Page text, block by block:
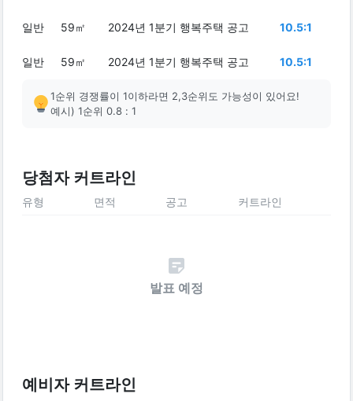
일반 59㎡ 2024년 1분기 행복주택 공고 10.5:1
일반 59㎡ 2024년 1분기 행복주택 공고 10.5:1
1순위 경쟁률이 1이하라면 2,3순위도 가능성이 있어요!
예시) 1순위 0.8 : 1
당첨자 커트라인
유형 면적 공고 커트라인
발표 예정
예비자 커트라인